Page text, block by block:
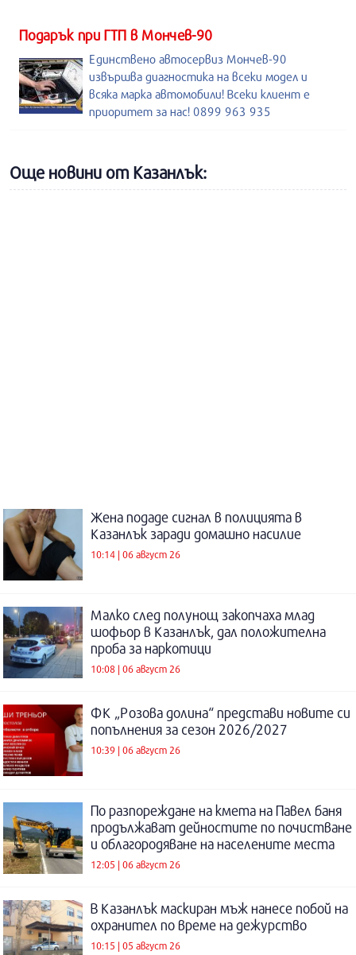
Подарък при ГТП в Мончев-90
Единствено автосервиз Мончев-90
извършва диагностика на всеки модел и
всяка марка автомобили! Всеки клиент е
приоритет за нас! 0899 963 935
Още новини от Казанлък:
Жена подаде сигнал в полицията в
Казанлък заради домашно насилие
10:14 | 06 август 26
Малко след полунощ закопчаха млад
шофьор в Казанлък, дал положителна
проба за наркотици
10:08 | 06 август 26
ФК „Розова долина“ представи новите си
попълнения за сезон 2026/2027
10:39 | 06 август 26
По разпореждане на кмета на Павел баня
продължават дейностите по почистване
и облагородяване на населените места
12:05 | 06 август 26
В Казанлък маскиран мъж нанесе побой на
охранител по време на дежурство
10:15 | 05 август 26